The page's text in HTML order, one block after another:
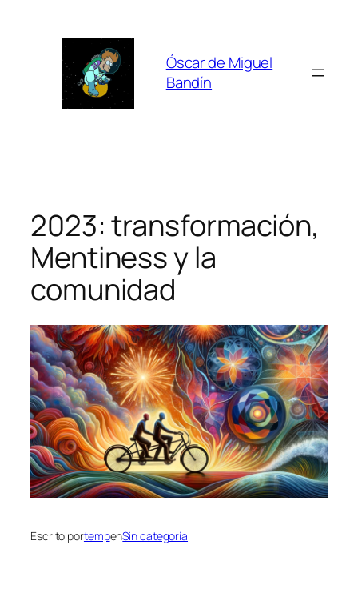
contenido
Óscar de Miguel
Bandín
2023: transformación,
Mentiness y la
comunidad
Escrito portempenSin categoría